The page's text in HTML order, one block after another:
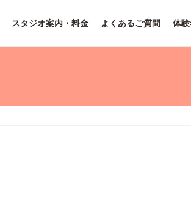
スタジオ案内・料金 よくあるご質問 体